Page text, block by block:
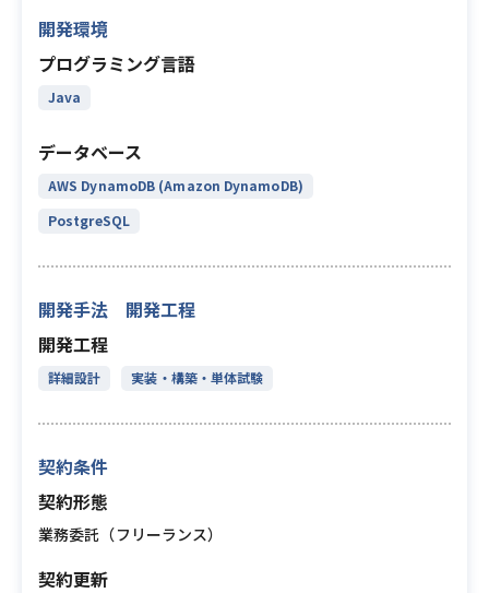
開発環境
プログラミング言語
Java
データベース
AWS DynamoDB (Amazon DynamoDB)
PostgreSQL
開発手法 開発工程
開発工程
詳細設計 実装・構築・単体試験
契約条件
契約形態
業務委託（フリーランス）
契約更新